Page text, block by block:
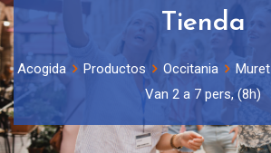
Tienda
Acogida Productos Occitania Muret
Van 2 a 7 pers, (8h)